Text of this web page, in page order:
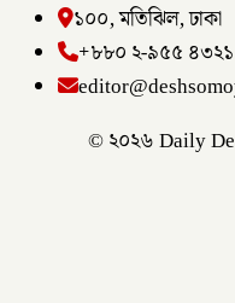
১০০, মতিঝিল, ঢাকা
+৮৮০ ২-৯৫৫ ৪৩২১
© ২০২৬ Daily